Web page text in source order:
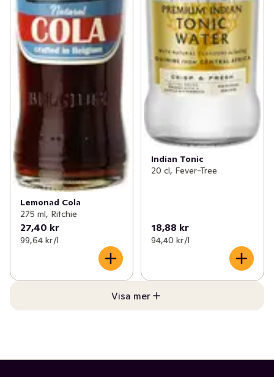
Lemonad Cola
275 ml, Ritchie
27,40 kr
99,64 kr /l
Indian Tonic
20 cl, Fever-Tree
18,88 kr
94,40 kr /l
Visa mer